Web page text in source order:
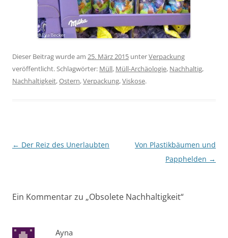
Dieser Beitrag wurde am 25. März 2015 unterVerpackung
veröffentlicht. Schlagwörter: Müll, Müll-Archäologie, Nachhaltig,
Nachhaltigkeit,Ostern,Verpackung,Viskose.
Beitragsnavigation
← Der Reiz des Unerlaubten
Von Plastikbäumen und
Papphelden →
Ein Kommentar zu „Obsolete Nachhaltigkeit“
Ayna